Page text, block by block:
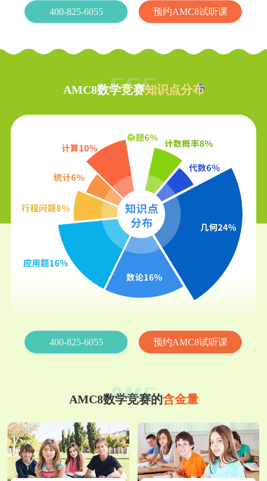
400-825-6055 预约AMC8试听课
AMC8数学竞赛知识点分布
400-825-6055 预约AMC8试听课
AMC8数学竞赛的含金量